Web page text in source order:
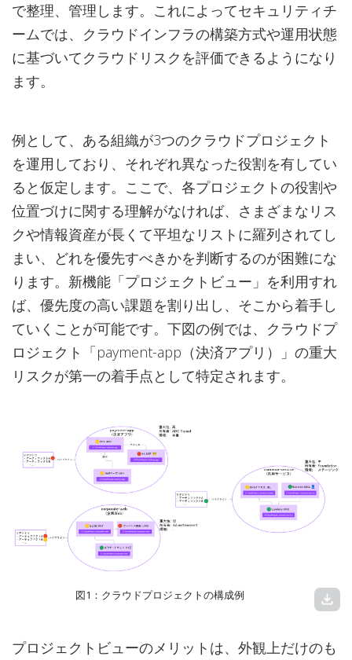
で整理、管理します。これによってセキュリティチ
ームでは、クラウドインフラの構築方式や運用状態
に基づいてクラウドリスクを評価できるようになり
ます。
例として、ある組織が3つのクラウドプロジェクト
を運用しており、それぞれ異なった役割を有してい
ると仮定します。ここで、各プロジェクトの役割や
位置づけに関する理解がなければ、さまざまなリス
クや情報資産が長くて平坦なリストに羅列されてし
まい、どれを優先すべきかを判断するのが困難にな
ります。新機能「プロジェクトビュー」を利用すれ
ば、優先度の高い課題を割り出し、そこから着手し
ていくことが可能です。下図の例では、クラウドプ
ロジェクト「payment-app（決済アプリ）」の重大
リスクが第一の着手点として特定されます。
図1：クラウドプロジェクトの構成例 download
プロジェクトビューのメリットは、外観上だけのも